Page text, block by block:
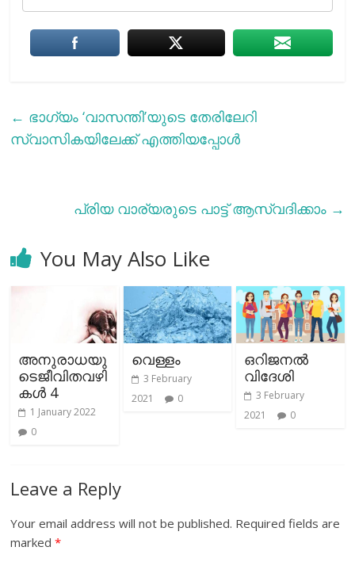
← ഭാഗ്യം ‘വാസന്തി’യുടെ തേരിലേറി
സ്വാസികയിലേക്ക് എത്തിയപ്പോള്‍
പ്രിയ വാര്യരുടെ പാട്ട് ആസ്വദിക്കാം →
You May Also Like
അനുരാധയു
ടെജീവിതവഴി
കൾ 4
1 January 2022
0
വെള്ളം
3 February
2021
0
ഒറിജനൽ
വിദേശി
3 February
2021
0
Leave a Reply
Your email address will not be published. Required fields are
marked*